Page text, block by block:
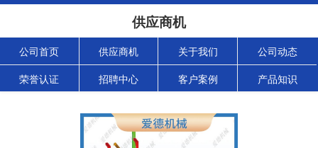
供应商机
公司首页 供应商机 关于我们 公司动态
荣誉认证 招聘中心 客户案例 产品知识